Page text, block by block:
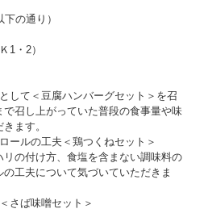
の通り）
1・2）
して＜豆腐ハンバーグセット＞を召
召し上がっていた普段の食事量や味
ます。
ールの工夫＜鶏つくねセット＞
の付け方、食塩を含まない調味料の
工夫について気づいていただきま
さば味噌セット＞